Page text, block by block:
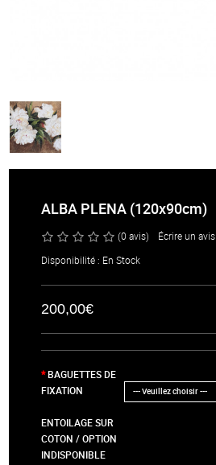
ALBA PLENA (120x90cm)
(0 avis) Écrire un avis
Disponibilité : En Stock
200,00€
BAGUETTES DE
FIXATION
ENTOILAGE SUR
COTON / OPTION
INDISPONIBLE